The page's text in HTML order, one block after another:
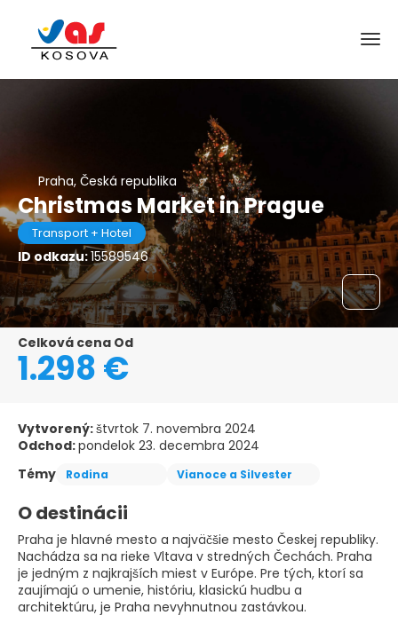
Praha, Česká republika
Christmas Market in Prague
Transport + Hotel
ID odkazu:15589546
Celková cena Od
1.298 €
Vytvorený:štvrtok 7. novembra 2024
Odchod:pondelok 23. decembra 2024
Témy
Rodina Vianoce a Silvester
O destinácii
Praha je hlavné mesto a najväčšie mesto Českej republiky.
Nachádza sa na rieke Vltava v stredných Čechách. Praha
je jedným z najkrajších miest v Európe. Pre tých, ktorí sa
zaujímajú o umenie, históriu, klasickú hudbu a
architektúru, je Praha nevyhnutnou zastávkou.